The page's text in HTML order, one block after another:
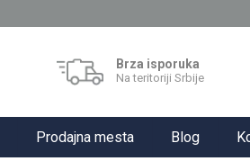
Brza isporuka
Na teritoriji Srbije
Prodajna mesta Blog